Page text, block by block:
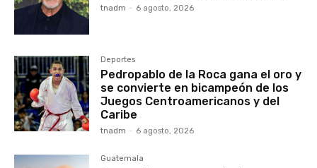
tnadm - 6 agosto, 2026
Deportes
Pedropablo de la Roca gana el oro y
se convierte en bicampeón de los
Juegos Centroamericanos y del
Caribe
tnadm - 6 agosto, 2026
Guatemala